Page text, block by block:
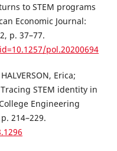
to STEM programs
Economic Journal:
p. 37–77.
pol.20200694
Erica;
STEM identity in
Engineering
214–229.